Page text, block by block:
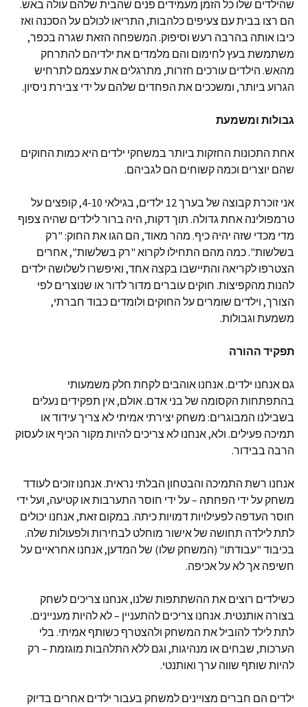
שהילדים שלו כל הזמן מעמידים פנים שהבית שלהם עולה באש.
הם רצו בבית עם צעיפים כלהבות, התריאו לכולם על הסכנה ואז
כיבו אותה בהרבה רעש וסיפוק. המשפחה הזאת שגרה בכפר,
משתמשת בעץ לחימום והם מלמדים את ילדיהם להתרחק
מהאש. הילדים עורכים חזרות, מתרגלים את עצמם לתרחיש
הגרוע ביותר, ומשככים את הפחדים שלהם על ידי צבירת ניסיון.
גבולות ומשמעת
אחת התכונות החזקות ביותר במשחקי ילדים היא כמות החוקים
שהם יוצרים וכמה קשוחים הם לגביהם.
אני זוכרת קבוצה של בערך 12 ילדים, בגילאי 4-10, קופצים על
טרמפולינה אחת גדולה. תוך דקות, היה ברור לילדים שהיה צפוף
מדי מכדי שזה יהיה כיף. מהר מאוד, הם הגו את החוק: "רק
בשלשות". כמה מהם התחילו לקרוא "רק בשלשות", אחרים
הצטרפו לקריאה והתיישבו בקצה אחד, ואיפשרו לשלושה ילדים
להנות מהקפיצות. חוקים עוברים מדור לדור או שנוצרים לפי
הצורך, וילדים שומרים על החוקים ולומדים כבוד חברתי,
משמעת וגבולות.
תפקיד ההורה
גם אנחנו ילדים. אנחנו אוהבים לקחת חלק משמעותי
בהתפתחות הקסומה של בני אדם. אולם, אין תפקידים נעלים
בשבילנו המבוגרים: משחק יצירתי אמיתי לא צריך עידוד או
תמיכה פעילים. ולא, אנחנו לא צריכים להיות מקור הכיף או לעסוק
הרבה בבידור.
אנחנו רשת התמיכה והבטחון הבלתי נראית. אנחנו זוכים לעודד
משחק על ידי הפחתה – על ידי חוסר התערבות או קטיעה, ועל ידי
חוסר העדפה לפעילויות דמויות כיתה. במקום זאת, אנחנו יכולים
לתת לילדה תחושה של אישור מוחלט לבחירות ולפעולות שלה.
בכיבוד "עבודתו" (המשחק שלו) של המדען, אנחנו אחראיים על
חשיפה אך לא על אכיפה.
כשילדים רוצים את ההשתתפות שלנו, אנחנו צריכים לשחק
בצורה אותנטית. אנחנו צריכים להתעניין – לא להיות מעניינים.
לתת לילד להוביל את המשחק ולהצטרף כשותף אמיתי. בלי
הערכות, שבחים או מנהיגות, וגם ללא התלהבות מוגזמת – רק
להיות שותף שווה ערך ואותנטי.
ילדים הם חברים מצויינים למשחק בעבור ילדים אחרים בדיוק